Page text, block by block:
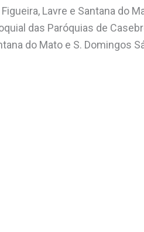
Lavre e Santana do
das Paróquias de
do Mato e S. Domingos